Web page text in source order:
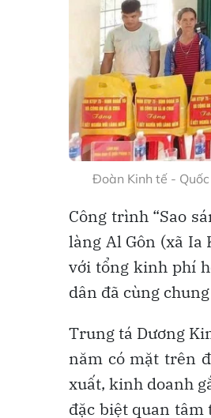
Đoàn Kinh tế -
Công trình “Sao
làng Al Gôn (xã
với tổng kinh phí
dân đã cùng
Trung tá Dương
năm có mặt trên
xuất, kinh doanh
đặc biệt quan tâm